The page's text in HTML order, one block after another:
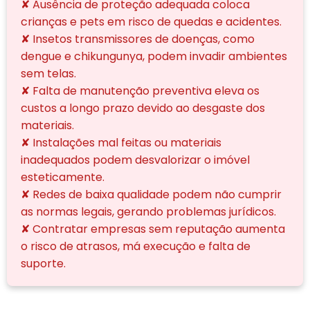
✘ Ausência de proteção adequada coloca
crianças e pets em risco de quedas e acidentes.
✘ Insetos transmissores de doenças, como
dengue e chikungunya, podem invadir ambientes
sem telas.
✘ Falta de manutenção preventiva eleva os
custos a longo prazo devido ao desgaste dos
materiais.
✘ Instalações mal feitas ou materiais
inadequados podem desvalorizar o imóvel
esteticamente.
✘ Redes de baixa qualidade podem não cumprir
as normas legais, gerando problemas jurídicos.
✘ Contratar empresas sem reputação aumenta
o risco de atrasos, má execução e falta de
suporte.